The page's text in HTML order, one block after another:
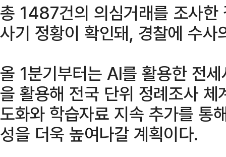
총 1487건의 의심거래를 조사한
사기 정황이 확인돼, 경찰에 수사
올 1분기부터는 AI를 활용한 전
을 활용해 전국 단위 정례조사
도화와 학습자료 지속 추가를 통
성을 더욱 높여나갈 계획이다.